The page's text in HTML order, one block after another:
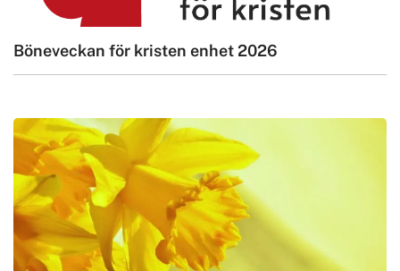
Böneveckan för kristen enhet 2026